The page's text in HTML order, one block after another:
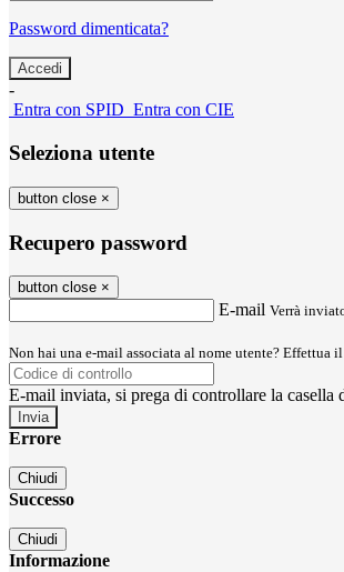
Password dimenticata?
-
Entra con SPID Entra con CIE
Seleziona utente
button close ×
Recupero password
button close ×
E-mail Verrà
Non hai una e-mail associata al nome utente? Effettua
E-mail inviata, si prega di controllare la casella
Errore
Chiudi
Successo
Chiudi
Informazione